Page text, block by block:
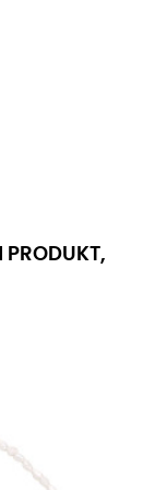
PRODUKT,